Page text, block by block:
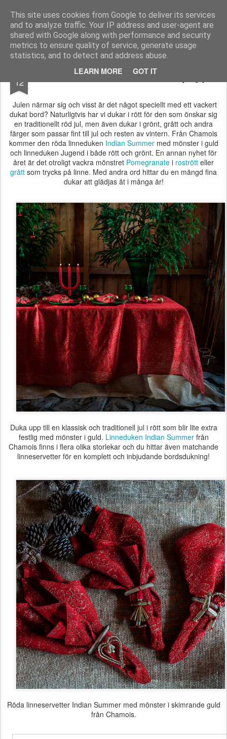
This site uses cookies from Google to deliver its services
and to analyze traffic. Your IP address and user-agent are
shared with Google along with performance and security
metrics to ensure quality of service, generate usage
statistics, and to detect and address abuse.
LEARN MORE GOT IT
Longcoast Living Longcoast Living är en webbutik där du hittar personlig och tidlös inredning till ditt hem.
Startsida Longcoast Living För Bloggare och Press
12 Julens vackraste dukar för en mysig jul!
Julen närmar sig och visst är det något speciellt med ett vackert
dukat bord? Naturligtvis har vi dukar i rött för den som önskar sig
en traditionellt röd jul, men även dukar i grönt, grått och andra
färger som passar fint till jul och resten av vintern. Från Chamois
kommer den röda linneduken Indian Summermed mönster i guld
och linneduken Jugend i både rött och grönt. En annan nyhet för
året är det otroligt vackra mönstret Pomegranate i rostrött eller
grått som trycks på linne. Med andra ord hittar du en mängd fina
dukar att glädjas åt i många år!
Duka upp till en klassisk och traditionell jul i rött som blir lite extra
festlig med mönster i guld. Linneduken Indian Summerfrån
Chamois finns i flera olika storlekar och du hittar även matchande
linneservetter för en komplett och inbjudande bordsdukning!
Röda linneservetter Indian Summer med mönster i skimrande guld
från Chamois.